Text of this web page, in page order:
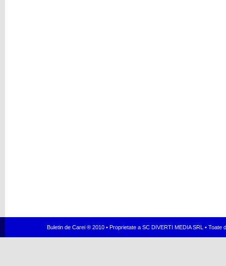
Buletin de Carei ® 2010 • Proprietate a SC DIVERTI MEDIA SRL •